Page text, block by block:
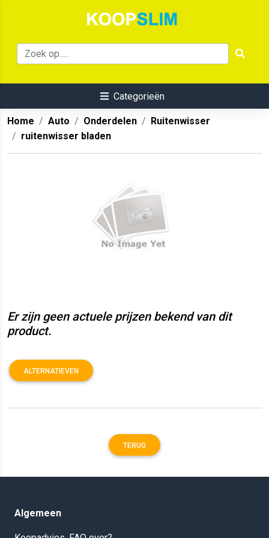
Categorieën
Home Auto Onderdelen
Ruitenwisser
ruitenwisser bladen
Er zijn geen actuele prijzen bekend van dit
product.
ALTERNATIEVEN
TERUG
Algemeen